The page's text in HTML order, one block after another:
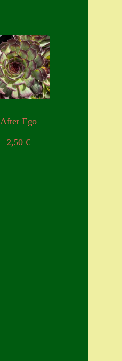
Warenkorb
Widerrufsbelehrung
Zahlung
Zubehör
Zubehör
After Ego
2,50 €